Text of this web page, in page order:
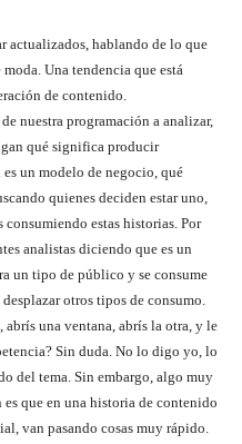
actualizados, hablando de lo que
Una tendencia que está
de contenido.
nuestra programación a analizar,
qué significa producir
un modelo de negocio, qué
quienes deciden estar uno,
estas historias. Por
analistas diciendo que es un
un tipo de público y se consume
otros tipos de consumo.
abrís una ventana, abrís la otra, y le
Sin duda. No lo digo yo, lo
del tema. Sin embargo, algo muy
que en una historia de contenido
van pasando cosas muy rápido.